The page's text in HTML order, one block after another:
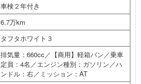
車検２年付き
6.7万km
タフタホワイト３
排気量：660cc／【商用】軽箱バン／乗車
定員：4名／エンジン種別：ガソリン／ハ
ンドル：右／ミッション：AT